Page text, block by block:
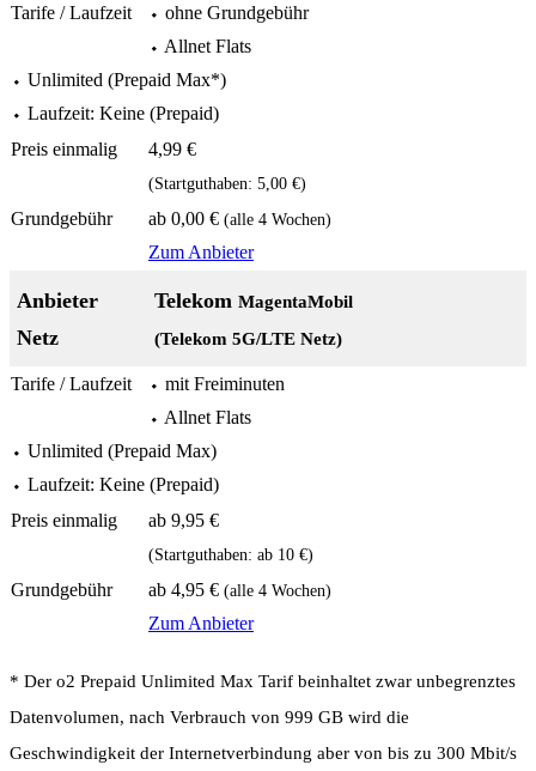
⬩ ohne Grundgebühr
⬩ Allnet Flats
⬩ Unlimited (Prepaid Max*)
⬩ Laufzeit: Keine (Prepaid)
4,99 €
(Startguthaben: 5,00 €)
ab 0,00 € (alle 4 Wochen)
Zum Anbieter
Telekom MagentaMobil
(Telekom 5G/LTE Netz)
⬩ mit Freiminuten
⬩ Allnet Flats
⬩ Unlimited (Prepaid Max)
⬩ Laufzeit: Keine (Prepaid)
ab 9,95 €
(Startguthaben: ab 10 €)
ab 4,95 € (alle 4 Wochen)
Zum Anbieter
* Der o2 Prepaid Unlimited Max Tarif beinhaltet zwar unbegrenztes
Datenvolumen, nach Verbrauch von 999 GB wird die
Geschwindigkeit der Internetverbindung aber von bis zu 300 Mbit/s